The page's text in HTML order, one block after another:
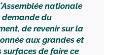
nationale
demande du
de revenir sur la
aux grandes et
surfaces de faire ce